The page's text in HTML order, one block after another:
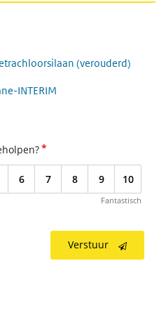
(verouderd)
INTERIM
*
6 7 8 9 10
Fantastisch
Verstuur